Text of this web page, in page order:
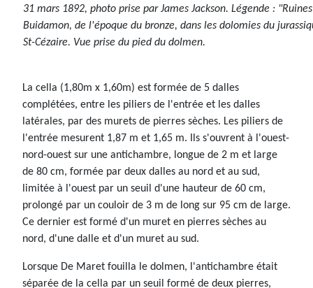
31 mars 1892, photo prise par James Jackson. Légende :
Buidamon, de l'époque du bronze, dans les dolomies du
St-Cézaire. Vue prise du pied du dolmen.
La cella (1,80m x 1,60m) est formée de 5 dalles
complétées, entre les piliers de l'entrée et les dalles
latérales, par des murets de pierres sèches. Les piliers de
l'entrée mesurent 1,87 m et 1,65 m. Ils s'ouvrent à l'ouest-
nord-ouest sur une antichambre, longue de 2 m et large
de 80 cm, formée par deux dalles au nord et au sud,
limitée à l'ouest par un seuil d'une hauteur de 60 cm,
prolongé par un couloir de 3 m de long sur 95 cm de large.
Ce dernier est formé d'un muret en pierres sèches au
nord, d'une dalle et d'un muret au sud.
Lorsque De Maret fouilla le dolmen, l'antichambre était
séparée de la cella par un seuil formé de deux pierres,